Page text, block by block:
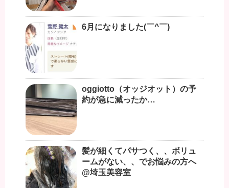
6月になりました(￣^￣)ゞ
oggiotto（オッジオット）の予
約が急に減ったか…
髪が細くてパサつく、、ボリュ
ームがない、、でお悩みの方へ
@埼玉美容室